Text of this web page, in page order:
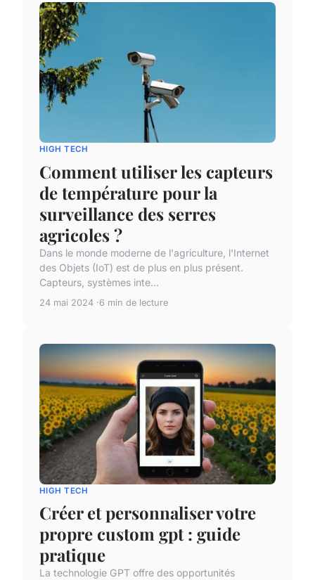
HIGH TECH
Comment utiliser les capteurs
de température pour la
surveillance des serres
agricoles ?
Dans le monde moderne de l'agriculture, l'Internet
des Objets (IoT) est de plus en plus présent.
Capteurs, systèmes inte...
24 mai 2024 6 min de lecture
HIGH TECH
Créer et personnaliser votre
propre custom gpt : guide
pratique
La technologie GPT offre des opportunités